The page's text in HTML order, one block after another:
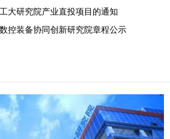
大研究院产业直投项目的通知
控装备协同创新研究院章程公示